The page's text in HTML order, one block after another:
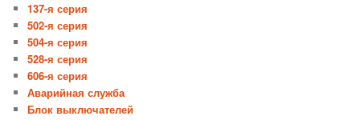
137-я серия
502-я серия
504-я серия
528-я серия
606-я серия
Аварийная служба
Блок выключателей